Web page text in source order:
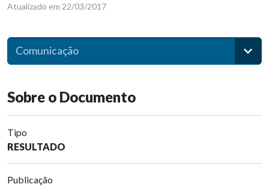
Atualizado em 22/03/2017
Comunicação
Sobre o Documento
Tipo
RESULTADO
Publicação